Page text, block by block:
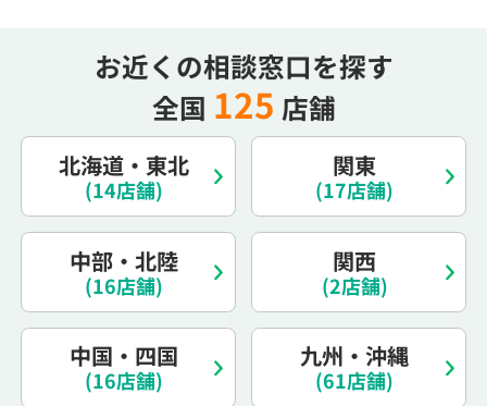
翌営業日のご連絡となります
お近くの相談窓口を探す
全国 125 店舗
北海道・東北
(14店舗)
関東
(17店舗)
中部・北陸
(16店舗)
関西
(2店舗)
中国・四国
(16店舗)
九州・沖縄
(61店舗)